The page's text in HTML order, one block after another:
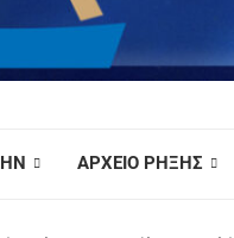
ΑΡΧΕΙΟ ΡΗΞΗΣ